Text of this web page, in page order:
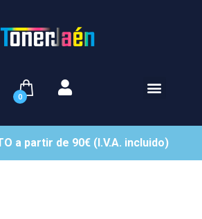
0
a partir de 90€ (I.V.A. incluido)